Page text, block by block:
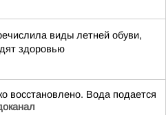
виды летней обуви,
здоровью
восстановлено. Вода подается